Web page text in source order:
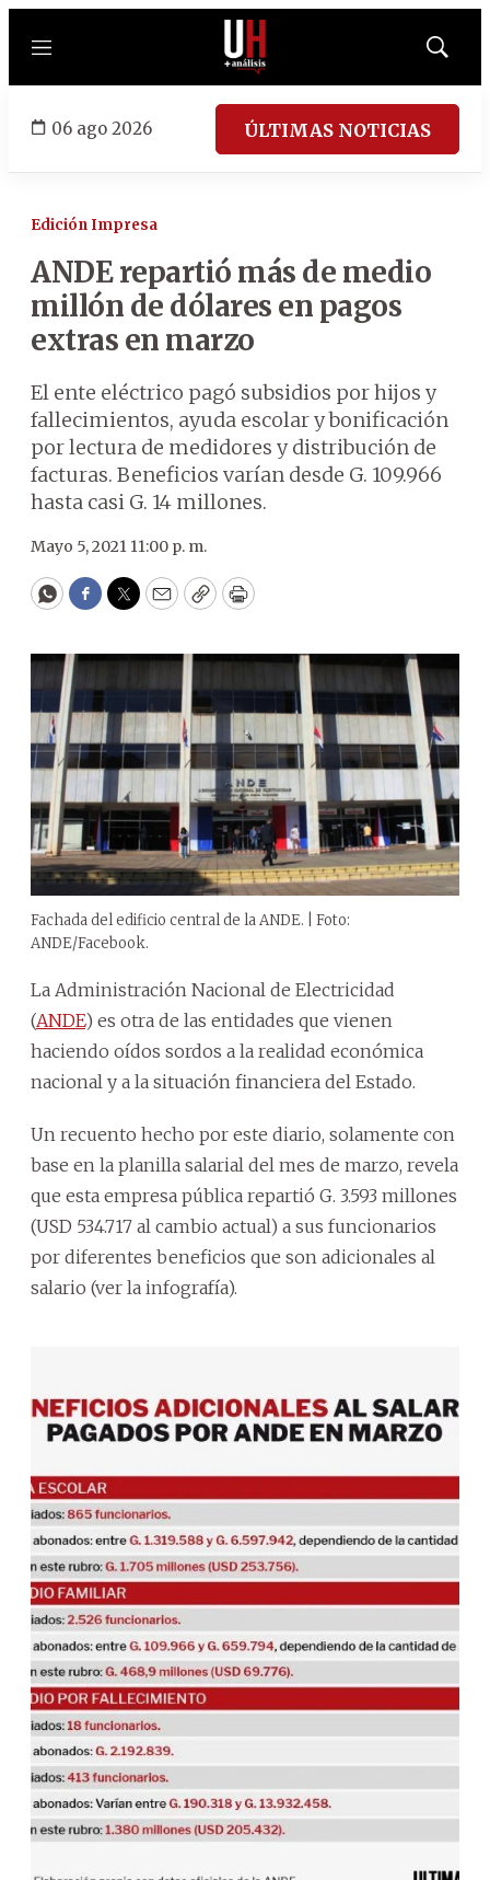
Menú
Mostrar
06 ago 2026 ÚLTIMAS NOTICIAS
Edición Impresa
ANDE repartió más de medio
millón de dólares en pagos
extras en marzo
El ente eléctrico pagó subsidios por hijos y
fallecimientos, ayuda escolar y bonificación
por lectura de medidores y distribución de
facturas. Beneficios varían desde G. 109.966
hasta casi G. 14 millones.
Mayo 5, 2021 11:00 p. m.
WhatsApp
Facebook
Twitter
EmailCopyPrint
Fachada del edificio central de la ANDE. | Foto:
ANDE/Facebook.
La Administración Nacional de Electricidad
(ANDE) es otra de las entidades que vienen
haciendo oídos sordos a la realidad económica
nacional y a la situación financiera del Estado.
Un recuento hecho por este diario, solamente con
base en la planilla salarial del mes de marzo, revela
que esta empresa pública repartió G. 3.593 millones
(USD 534.717 al cambio actual) a sus funcionarios
por diferentes beneficios que son adicionales al
salario (ver la infografía).